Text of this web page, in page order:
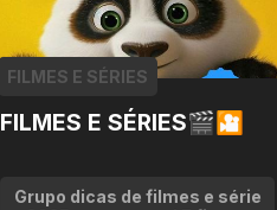
FILMES E SÉRIES🎬🎦
FILMES E SÉRIES
Grupo dicas de filmes e série